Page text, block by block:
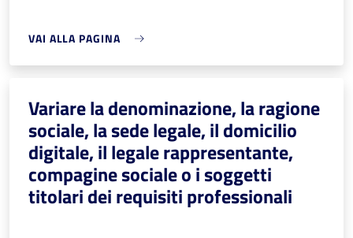
VAI ALLA PAGINA
Variare la denominazione, la ragione
sociale, la sede legale, il domicilio
digitale, il legale rappresentante,
compagine sociale o i soggetti
titolari dei requisiti professionali